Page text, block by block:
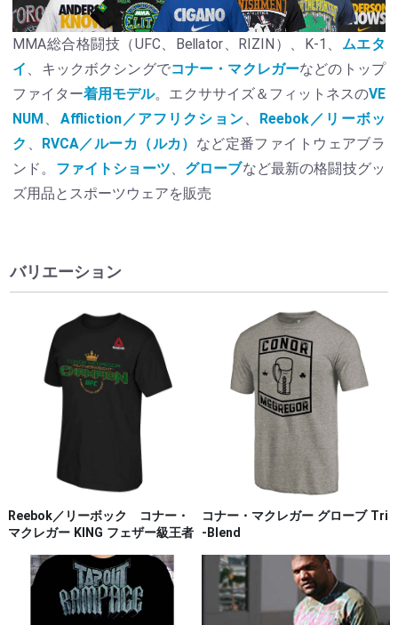
MMA総合格闘技（UFC、Bellator、RIZIN）、K-1、 ムエタ
イ
、キックボクシングでコナー・マクレガーなどのトップ
ファイター着用モデル。エクササイズ＆フィットネスのVE
NUM
Affliction／アフリクション
Reebok／リーボッ
ク
RVCA／ルーカ（ルカ） など定番ファイトウェアブラ
ンド。 ファイトショーツ グローブなど最新の格闘技グッ
ズ用品とスポーツウェアを販売
バリエーション
Reebok／リーボック コナー・
マクレガー KING フェザー級王者
コナー・マクレガー グローブ Tri
-Blend